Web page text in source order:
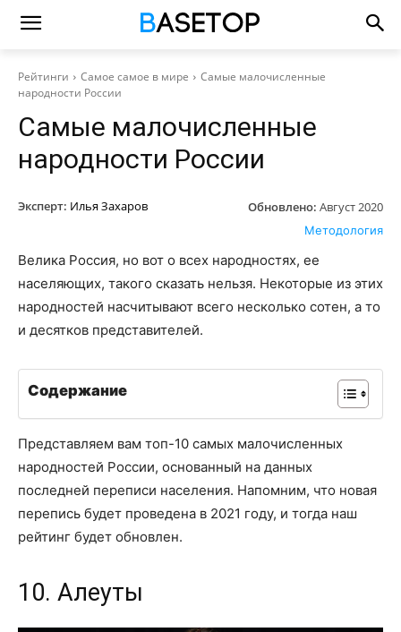
Рейтинги Самое самое в мире
Самые малочисленные
народности России
Самые малочисленные
народности России
Эксперт: Илья Захаров Обновлено: Август 2020
Методология
Велика Россия, но вот о всех народностях, ее
населяющих, такого сказать нельзя. Некоторые из этих
народностей насчитывают всего несколько сотен, а то
и десятков представителей.
Содержание
Представляем вам топ-10 самых малочисленных
народностей России, основанный на данных
последней переписи населения. Напомним, что новая
перепись будет проведена в 2021 году, и тогда наш
рейтинг будет обновлен.
10. Алеуты